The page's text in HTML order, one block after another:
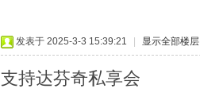
发表于 2025-3-3 15:39:21 显示全部楼层
支持达芬奇私享会